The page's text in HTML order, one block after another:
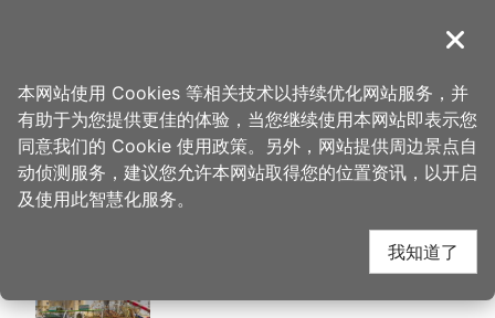
導覽
首页 > 想去的地方 > 美食、购物 > 亦然手工皂
亦然手工皂 周边景点
关闭
本网站使用 Cookies 等相关技术以持续优化网站服务，并
有助于为您提供更佳的体验，当您继续使用本网站即表示您
同意我们的 Cookie 使用政策。另外，网站提供周边景点自
动侦测服务，建议您允许本网站取得您的位置资讯，以开启
及使用此智慧化服务。
我知道了